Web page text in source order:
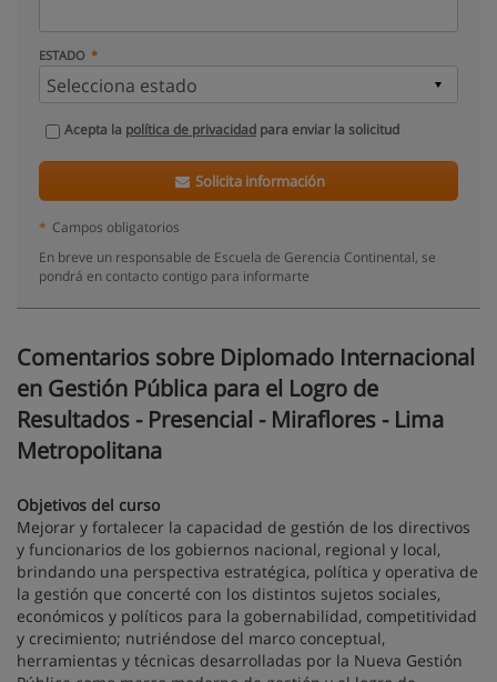
ESTADO
Acepta la política de privacidad para enviar la solicitud
Solicita información
* Campos obligatorios
En breve un responsable de Escuela de Gerencia Continental, se
pondrá en contacto contigo para informarte
Comentarios sobre Diplomado Internacional
en Gestión Pública para el Logro de
Resultados - Presencial - Miraflores - Lima
Metropolitana
Objetivos del curso
Mejorar y fortalecer la capacidad de gestión de los directivos
y funcionarios de los gobiernos nacional, regional y local,
brindando una perspectiva estratégica, política y operativa de
la gestión que concerté con los distintos sujetos sociales,
económicos y políticos para la gobernabilidad, competitividad
y crecimiento; nutriéndose del marco conceptual,
herramientas y técnicas desarrolladas por la Nueva Gestión